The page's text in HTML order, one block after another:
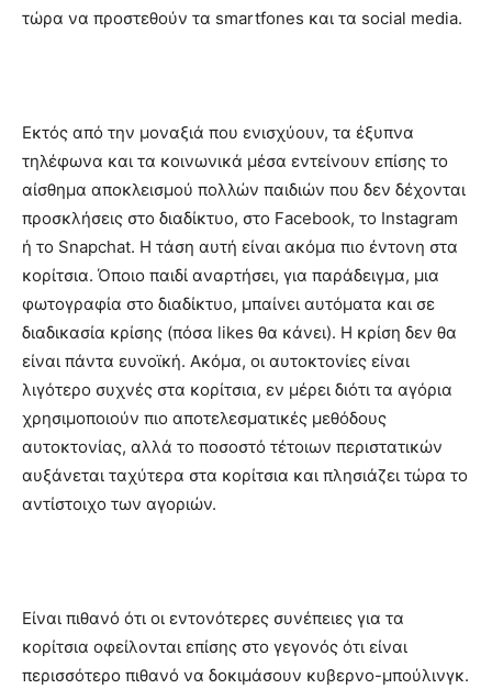
τώρα να προστεθούν τα smartfones και τα social media.
Εκτός από την μοναξιά που ενισχύουν, τα έξυπνα
τηλέφωνα και τα κοινωνικά μέσα εντείνουν επίσης το
αίσθημα αποκλεισμού πολλών παιδιών που δεν δέχονται
προσκλήσεις στο διαδίκτυο, στο Facebook, το Instagram
ή το Snapchat. H τάση αυτή είναι ακόμα πιο έντονη στα
κορίτσια. Όποιο παιδί αναρτήσει, για παράδειγμα, μια
φωτογραφία στο διαδίκτυο, μπαίνει αυτόματα και σε
διαδικασία κρίσης (πόσα likes θα κάνει). Η κρίση δεν θα
είναι πάντα ευνοϊκή. Ακόμα, οι αυτοκτονίες είναι
λιγότερο συχνές στα κορίτσια, εν μέρει διότι τα αγόρια
χρησιμοποιούν πιο αποτελεσματικές μεθόδους
αυτοκτονίας, αλλά το ποσοστό τέτοιων περιστατικών
αυξάνεται ταχύτερα στα κορίτσια και πλησιάζει τώρα το
αντίστοιχο των αγοριών.
Είναι πιθανό ότι οι εντονότερες συνέπειες για τα
κορίτσια οφείλονται επίσης στο γεγονός ότι είναι
περισσότερο πιθανό να δοκιμάσουν κυβερνο-μπούλινγκ.